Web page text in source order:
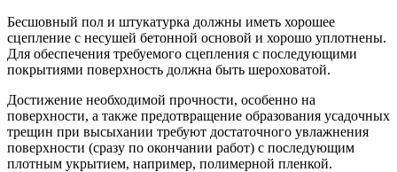
Бесшовный пол и штукатурка должны иметь хорошее
сцепление с несушей бетонной основой и хорошо уплотнены.
Для обеспечения требуемого сцепления с последующими
покрытиями поверхность должна быть шероховатой.
Достижение необходимой прочности, особенно на
поверхности, а также предотвращение образования усадочных
трещин при высыхании требуют достаточного увлажнения
поверхности (сразу по окончании работ) с последующим
плотным укрытием, например, полимерной пленкой.